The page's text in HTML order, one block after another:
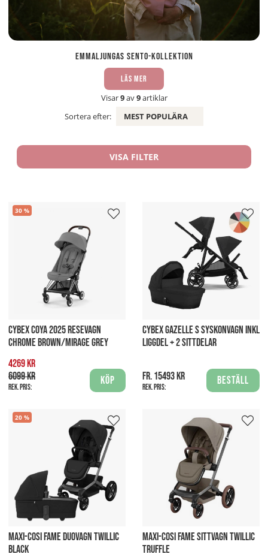
Emmaljungas Sento-kollektion
Läs mer
Visar9av9artiklar
Sortera efter:
MEST POPULÄRA
VISA FILTER
30
CYBEX COYA 2025 RESEVAGN
CHROME BROWN/MIRAGE GREY
4269 kr
6099 kr
Rek. pris:
Köp
CYBEX GAZELLE S SYSKONVAGN INKL
LIGGDEL + 2 SITTDELAR
fr. 15493 kr
Rek. pris:
Beställ
20
MAXI-COSI FAME DUOVAGN TWILLIC
BLACK
MAXI-COSI FAME SITTVAGN TWILLIC
TRUFFLE